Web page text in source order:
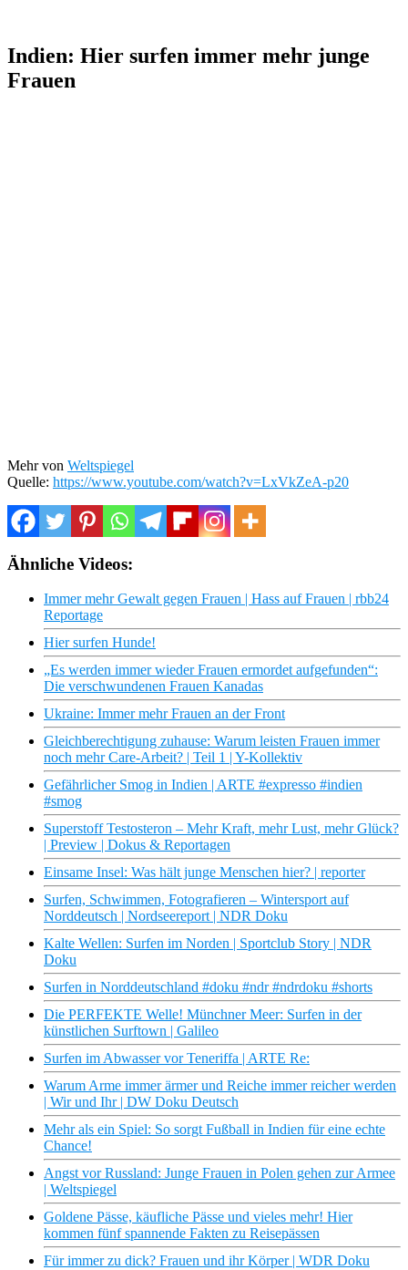
Indien: Hier surfen immer mehr junge
Frauen
Mehr von Weltspiegel
Quelle: https://www.youtube.com/watch?v=LxVkZeA-p20
Ähnliche Videos:
Immer mehr Gewalt gegen Frauen | Hass auf Frauen | rbb24
Reportage
Hier surfen Hunde!
„Es werden immer wieder Frauen ermordet aufgefunden“:
Die verschwundenen Frauen Kanadas
Ukraine: Immer mehr Frauen an der Front
Gleichberechtigung zuhause: Warum leisten Frauen immer
noch mehr Care-Arbeit? | Teil 1 | Y-Kollektiv
Gefährlicher Smog in Indien | ARTE #expresso #indien
#smog
Superstoff Testosteron – Mehr Kraft, mehr Lust, mehr Glück?
| Preview | Dokus & Reportagen
Einsame Insel: Was hält junge Menschen hier? | reporter
Surfen, Schwimmen, Fotografieren – Wintersport auf
Norddeutsch | Nordseereport | NDR Doku
Kalte Wellen: Surfen im Norden | Sportclub Story | NDR
Doku
Surfen in Norddeutschland #doku #ndr #ndrdoku #shorts
Die PERFEKTE Welle! Münchner Meer: Surfen in der
künstlichen Surftown | Galileo
Surfen im Abwasser vor Teneriffa | ARTE Re:
Warum Arme immer ärmer und Reiche immer reicher werden
| Wir und Ihr | DW Doku Deutsch
Mehr als ein Spiel: So sorgt Fußball in Indien für eine echte
Chance!
Angst vor Russland: Junge Frauen in Polen gehen zur Armee
| Weltspiegel
Goldene Pässe, käufliche Pässe und vieles mehr! Hier
kommen fünf spannende Fakten zu Reisepässen
Für immer zu dick? Frauen und ihr Körper | WDR Doku